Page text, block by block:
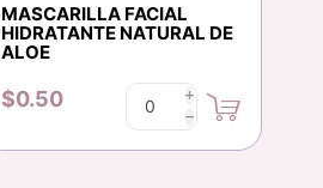
MASCARILLA FACIAL
HIDRATANTE NATURAL DE
ALOE
$0.50 i
h